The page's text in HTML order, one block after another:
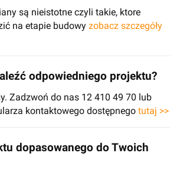
są nieistotne czyli takie, ktore
na etapie budowy zobacz szczegóły
odpowiedniego projektu?
Zadzwoń do nas 12 410 49 70 lub
kontaktowego dostępnego tutaj >>
dopasowanego do Twoich